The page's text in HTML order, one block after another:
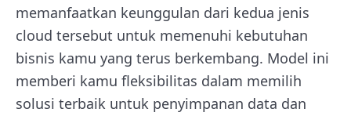
memanfaatkan keunggulan dari kedua jenis
cloud tersebut untuk memenuhi kebutuhan
bisnis kamu yang terus berkembang. Model ini
memberi kamu fleksibilitas dalam memilih
solusi terbaik untuk penyimpanan data dan